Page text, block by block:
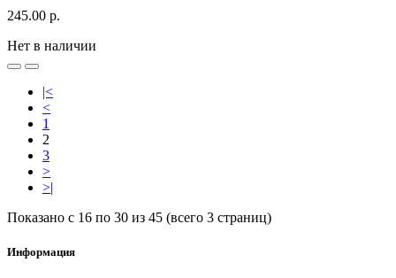
245.00 р.
Нет в наличии
|<
<
1
2
3
>
>|
Показано с 16 по 30 из 45 (всего 3 страниц)
Информация